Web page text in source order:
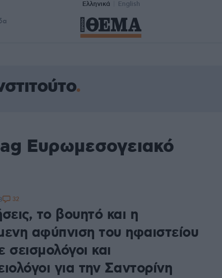
Ελληνικά English
Ευρωμεσογειακό
το βουητό και η
αφύπνιση του ηφαιστείου
σεισμολόγοι και
για την Σαντορίνη
32